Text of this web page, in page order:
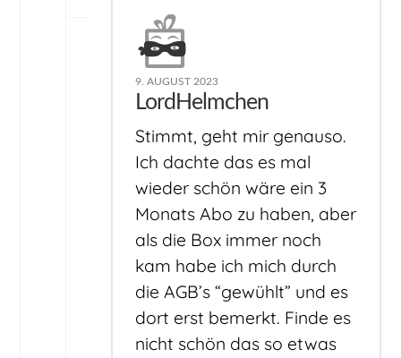
9. AUGUST 2023
LordHelmchen
Stimmt, geht mir genauso.
Ich dachte das es mal
wieder schön wäre ein 3
Monats Abo zu haben, aber
als die Box immer noch
kam habe ich mich durch
die AGB’s “gewühlt” und es
dort erst bemerkt. Finde es
nicht schön das so etwas